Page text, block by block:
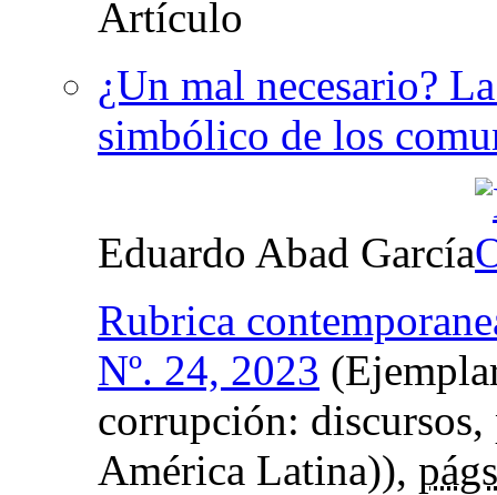
¿Un mal necesario?
simbólico de los
Eduardo Abad García
Rubrica
Nº. 24, 2023
corrupción: discursos,
América Latina)),